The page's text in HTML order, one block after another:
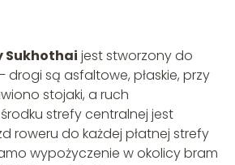
Sukhothai jest stworzony do
drogi są asfaltowe, płaskie, przy
stojaki, a ruch
strefy centralnej jest
roweru do każdej płatnej strefy
wypożyczenie w okolicy bram